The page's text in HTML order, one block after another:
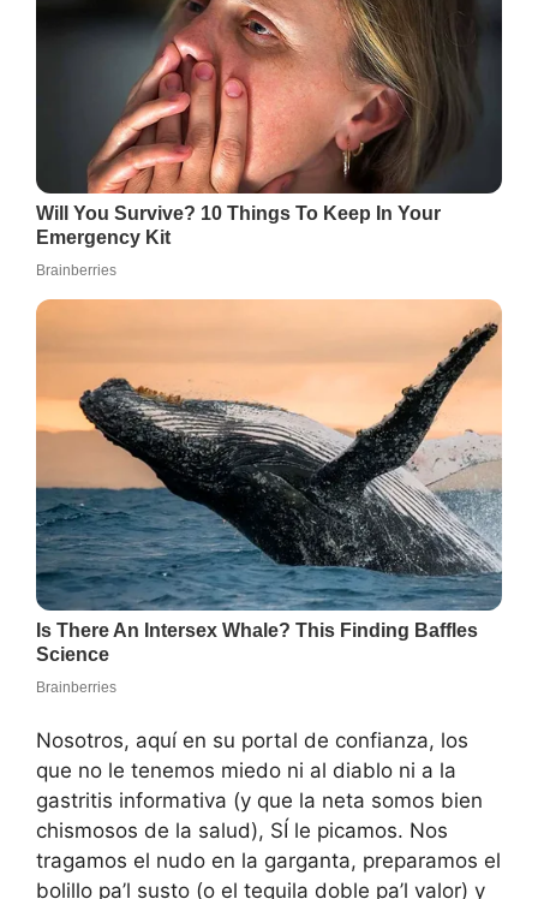
Nosotros, aquí en su portal de confianza, los
que no le tenemos miedo ni al diablo ni a la
gastritis informativa (y que la neta somos bien
chismosos de la salud), SÍ le picamos. Nos
tragamos el nudo en la garganta, preparamos el
bolillo pa’l susto (o el tequila doble pa’l valor) y